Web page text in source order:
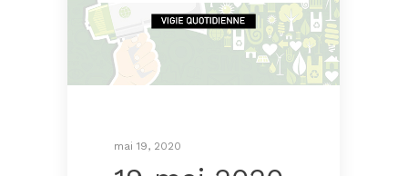
mai 19, 2020